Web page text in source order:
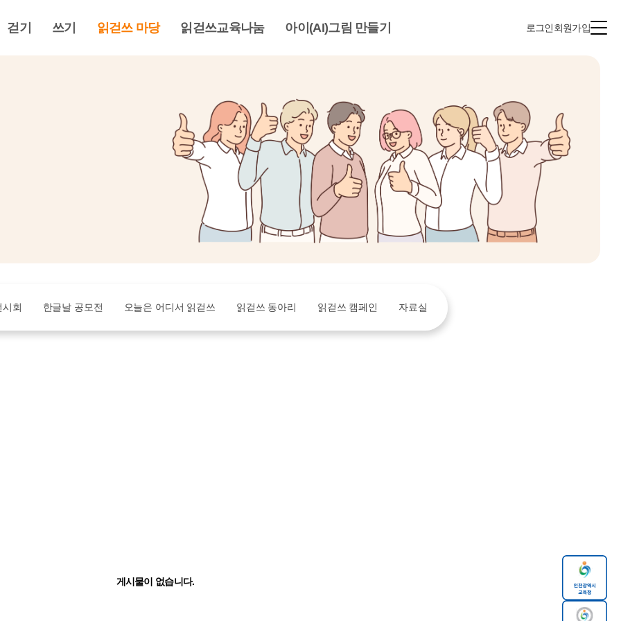
걷기 쓰기 읽걷쓰 마당 읽걷쓰교육나눔 아이(AI)그림 만들기 로그인회원가입
회 한글날 공모전 오늘은 어디서 읽걷쓰 읽걷쓰 동아리 읽걷쓰 캠페인 자료실
게시물이 없습니다.